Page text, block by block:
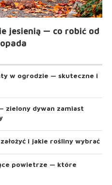
jesienią — co robić od
w ogrodzie — skuteczne i
zielony dywan zamiast
i jakie rośliny wybrać
powietrze — które